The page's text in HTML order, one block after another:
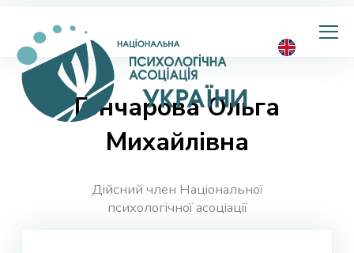
Національна
психологічна
Гончарова Ольга
Михайлівна
Дійсний член Національної
психологічної асоціації